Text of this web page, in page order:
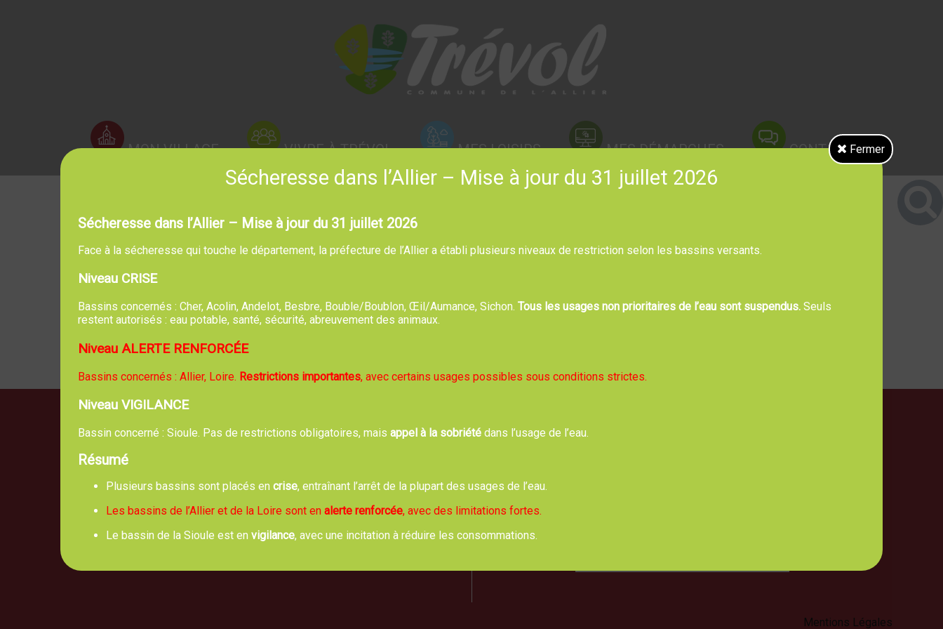
MON VILLAGE VIVRE À TRÉVOL MES LOISIRS MES DÉMARCHES CONTACT
Retour
5, route de Moulins 03460 Trévol
04 70 42 61 44
Nous écrire un email
Mentions Légales
Fermer
Sécheresse dans l’Allier – Mise à jour du 31 juillet 2026
Sécheresse dans l’Allier – Mise à jour du 31 juillet 2026
Face à la sécheresse qui touche le département, la préfecture de l’Allier a établi plusieurs niveaux de restriction selon les bassins versants.
Niveau CRISE
Bassins concernés : Cher, Acolin, Andelot, Besbre, Bouble/Boublon, Œil/Aumance, Sichon. Tous les usages non prioritaires de l’eau sont suspendus.Seuls
restent autorisés : eau potable, santé, sécurité, abreuvement des animaux.
Niveau ALERTE RENFORCÉE
Bassins concernés : Allier, Loire. Restrictions importantes, avec certains usages possibles sous conditions strictes.
Niveau VIGILANCE
Bassin concerné : Sioule. Pas de restrictions obligatoires, mais appel à la sobriétédans l’usage de l’eau.
Résumé
Plusieurs bassins sont placés en crise, entraînant l’arrêt de la plupart des usages de l’eau.
Les bassins de l’Allier et de la Loire sont en alerte renforcée, avec des limitations fortes.
Le bassin de la Sioule est en vigilance, avec une incitation à réduire les consommations.